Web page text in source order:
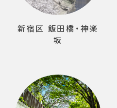
新宿区 飯田橋・神楽
坂